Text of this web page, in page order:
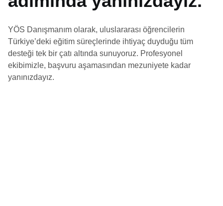
YÖS Danışmanım olarak, uluslararası öğrencilerin
Türkiye’deki eğitim süreçlerinde ihtiyaç duyduğu tüm
desteği tek bir çatı altında sunuyoruz. Profesyonel
ekibimizle, başvuru aşamasından mezuniyete kadar
yanınızdayız.